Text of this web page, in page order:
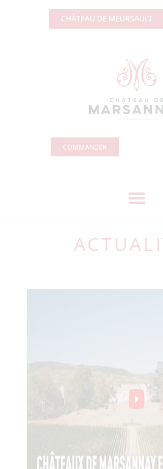
Panneau de gestion des cookies
CHÂTEAU DE MEURSAULT
COMMANDER